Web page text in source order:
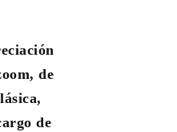
de
de